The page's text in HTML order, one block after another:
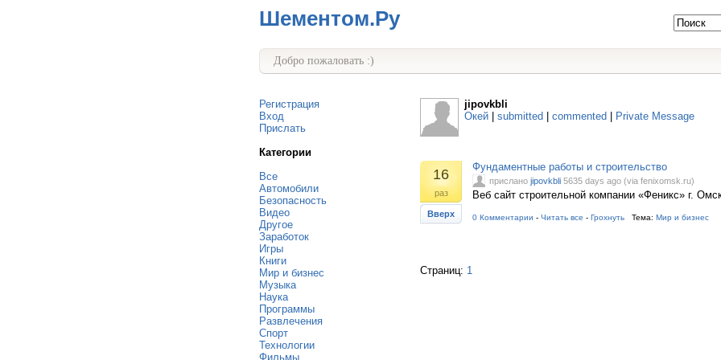
Шементом.Ру
Добро пожаловать :)
Регистрация
Вход
Прислать
Категории
Все
Автомобили
Безопасность
Видео
Другое
Заработок
Игры
Книги
Мир и бизнес
Музыка
Наука
Программы
Развлечения
Спорт
Технологии
Фильмы
jipovkbli
Окей
submitted commented Private Message
16
раз
Вверх
Фундаментные работы и строительство
прислано jipovkbli 5635 days ago (via fenixomsk.ru)
Веб сайт строительной компании «Феникс» г.
0 Комментарии - Читать все - Грохнуть Тема: Мир и бизнес
Страниц: 1